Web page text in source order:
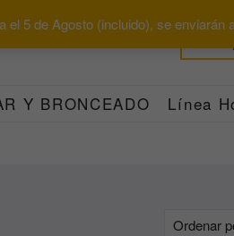
el 5 de Agosto (incluido), se enviarán
Y BRONCEADO Línea